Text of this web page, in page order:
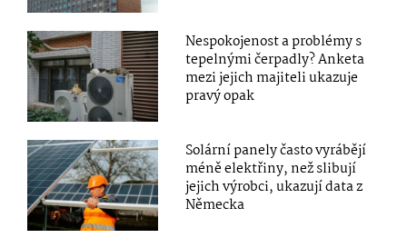
Nespokojenost a problémy s
tepelnými čerpadly? Anketa
mezi jejich majiteli ukazuje
pravý opak
Solární panely často vyrábějí
méně elektřiny, než slibují
jejich výrobci, ukazují data z
Německa